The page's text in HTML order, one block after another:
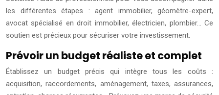
les différentes étapes : agent immobilier, géomètre-expert,
avocat spécialisé en droit immobilier, électricien, plombier… Ce
soutien est précieux pour sécuriser votre investissement.
Prévoir un budget réaliste et complet
Établissez un budget précis qui intègre tous les coûts :
acquisition, raccordements, aménagement, taxes, assurances,